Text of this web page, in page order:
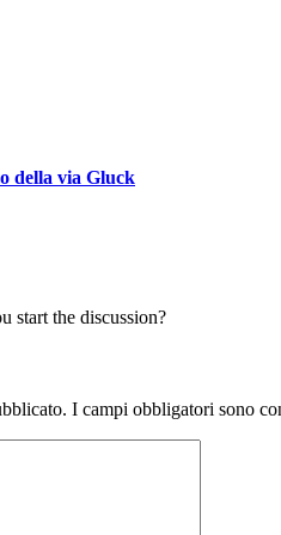
della via Gluck
start the discussion?
I campi obbligatori sono